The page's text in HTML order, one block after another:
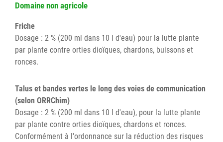
Domaine non agricole
Friche
Dosage : 2 % (200 ml dans 10 l d'eau) pour la lutte plante
par plante contre orties dioïques, chardons, buissons et
ronces.
Talus et bandes vertes le long des voies de communication
(selon ORRChim)
Dosage : 2 % (200 ml dans 10 l d'eau), pour la lutte plante
par plante contre orties dioïques, chardons et ronces.
Conformément à l'ordonnance sur la réduction des risques